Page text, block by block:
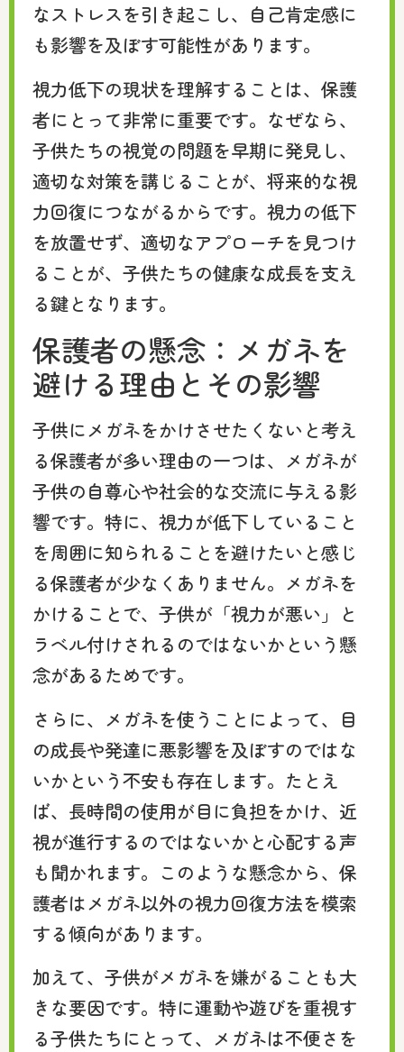
なストレスを引き起こし、自己肯定感に
も影響を及ぼす可能性があります。
視力低下の現状を理解することは、保護
者にとって非常に重要です。なぜなら、
子供たちの視覚の問題を早期に発見し、
適切な対策を講じることが、将来的な視
力回復につながるからです。視力の低下
を放置せず、適切なアプローチを見つけ
ることが、子供たちの健康な成長を支え
る鍵となります。
保護者の懸念：メガネを
避ける理由とその影響
子供にメガネをかけさせたくないと考え
る保護者が多い理由の一つは、メガネが
子供の自尊心や社会的な交流に与える影
響です。特に、視力が低下していること
を周囲に知られることを避けたいと感じ
る保護者が少なくありません。メガネを
かけることで、子供が「視力が悪い」と
ラベル付けされるのではないかという懸
念があるためです。
さらに、メガネを使うことによって、目
の成長や発達に悪影響を及ぼすのではな
いかという不安も存在します。たとえ
ば、長時間の使用が目に負担をかけ、近
視が進行するのではないかと心配する声
も聞かれます。このような懸念から、保
護者はメガネ以外の視力回復方法を模索
する傾向があります。
加えて、子供がメガネを嫌がることも大
きな要因です。特に運動や遊びを重視す
る子供たちにとって、メガネは不便さを